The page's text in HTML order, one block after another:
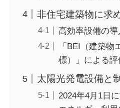
非住宅建築物に求
高効率設備の
「BEI（建築物
標）」による評
太陽光発電設備と
2024年4月1日